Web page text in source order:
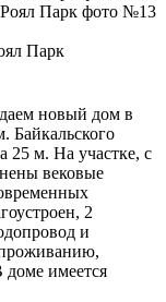
Парк
новый дом в
Байкальского
25 м. На участке, с
вековые
2
и
доме имеется